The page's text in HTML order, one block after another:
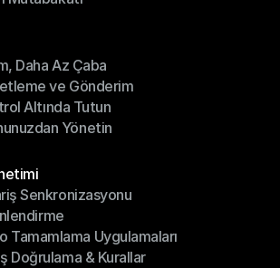
Daha Az Çaba
Daha Az Çaba
ve Gönderim
ve Gönderim
Altında Tutun
Altında Tutun
Yönetin
Senkronizasyonu
Senkronizasyonu
Tamamlama Uygulamaları
Tamamlama Uygulamaları
Doğrulama & Kurallar